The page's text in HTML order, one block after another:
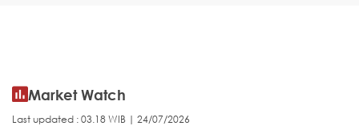
Market Watch
Last updated : 03.18 WIB | 24/07/2026